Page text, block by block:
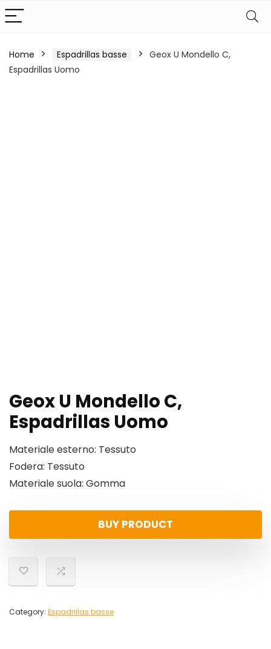
Home Espadrillas basse
Geox U Mondello C,
Espadrillas Uomo
Geox U Mondello C,
Espadrillas Uomo
Materiale esterno: Tessuto
Fodera: Tessuto
Materiale suola: Gomma
BUY PRODUCT
Category: Espadrillas basse